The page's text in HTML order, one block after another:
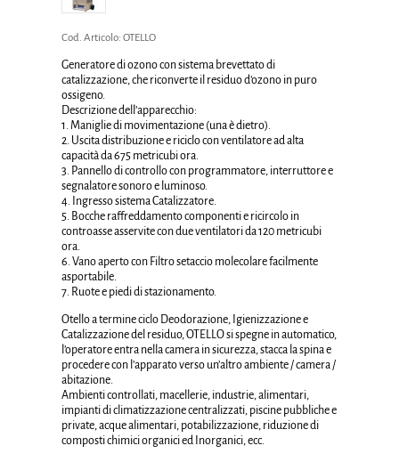
Cod. Articolo: OTELLO
Generatore di ozono con sistema brevettato di
catalizzazione, che riconverte il residuo d’ozono in puro
ossigeno.
Descrizione dell’apparecchio:
1. Maniglie di movimentazione (una è dietro).
2. Uscita distribuzione e riciclo con ventilatore ad alta
capacità da 675 metricubi ora.
3. Pannello di controllo con programmatore, interruttore e
segnalatore sonoro e luminoso.
4. Ingresso sistema Catalizzatore.
5. Bocche raffreddamento componenti e ricircolo in
controasse asservite con due ventilatori da 120 metricubi
ora.
6. Vano aperto con Filtro setaccio molecolare facilmente
asportabile.
7. Ruote e piedi di stazionamento.
Otello a termine ciclo Deodorazione, Igienizzazione e
Catalizzazione del residuo, OTELLO si spegne in automatico,
l’operatore entra nella camera in sicurezza, stacca la spina e
procedere con l’apparato verso un’altro ambiente / camera /
abitazione.
Ambienti controllati, macellerie, industrie, alimentari,
impianti di climatizzazione centralizzati, piscine pubbliche e
private, acque alimentari, potabilizzazione, riduzione di
composti chimici organici ed Inorganici, ecc.